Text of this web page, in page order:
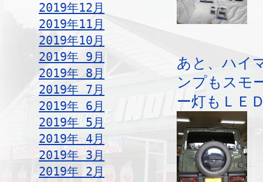
2019年12月
2019年11月
2019年10月
2019年 9月
2019年 8月
2019年 7月
2019年 6月
2019年 5月
2019年 4月
2019年 3月
2019年 2月
あと、ハイ
ンプもスモ
ー灯もＬＥ